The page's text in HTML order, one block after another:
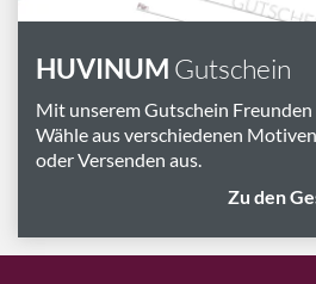
HUVINUM Gutschein
Mit unserem Gutschein Freunden
Wähle aus verschiedenen
oder Versenden aus.
Zu den